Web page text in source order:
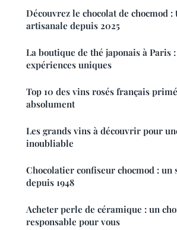
Découvrez le chocolat de chocmod
artisanale depuis 2025
La boutique de thé japonais à Paris
expériences uniques
Top 10 des vins rosés français
absolument
Les grands vins à découvrir pour
inoubliable
Chocolatier confiseur chocmod :
depuis 1948
Acheter perle de céramique : un
responsable pour vous